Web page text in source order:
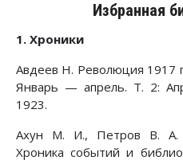
Избранная
1. Хроники
Авдеев Н. Революция 1917
Январь — апрель. Т. 2:
1923.
Ахун М. И., Петров В. А.
Хроника событий и